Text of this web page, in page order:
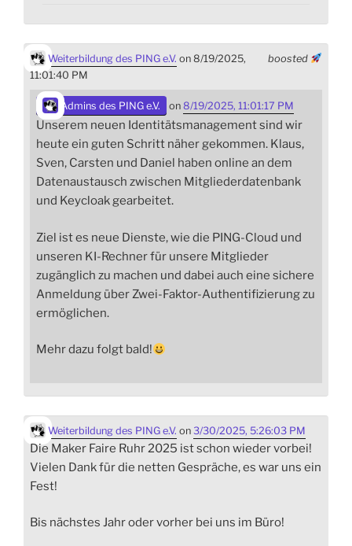
boosted
Weiterbildung des PING e.V. on 8/19/2025,
11:01:40 PM
Admins des PING e.V. on 8/19/2025, 11:01:17 PM
Unserem neuen Identitätsmanagement sind wir
heute ein guten Schritt näher gekommen. Klaus,
Sven, Carsten und Daniel haben online an dem
Datenaustausch zwischen Mitgliederdatenbank
und Keycloak gearbeitet.
Ziel ist es neue Dienste, wie die PING-Cloud und
unseren KI-Rechner für unsere Mitglieder
zugänglich zu machen und dabei auch eine sichere
Anmeldung über Zwei-Faktor-Authentifizierung zu
ermöglichen.
Mehr dazu folgt bald!
Weiterbildung des PING e.V. on 3/30/2025, 5:26:03 PM
Die Maker Faire Ruhr 2025 ist schon wieder vorbei!
Vielen Dank für die netten Gespräche, es war uns ein
Fest!
Bis nächstes Jahr oder vorher bei uns im Büro!